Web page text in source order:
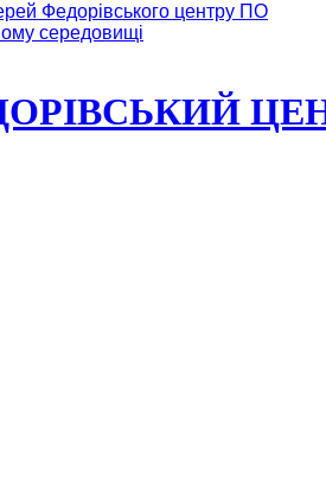
Федорівського центру ПО
середовищі